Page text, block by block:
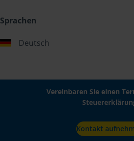
Sprachen
Deutsch
Vereinbaren Sie einen
Kontakt